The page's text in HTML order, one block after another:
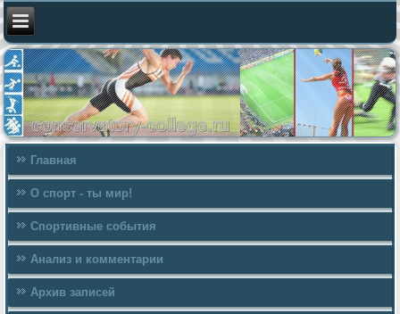
Главная
О спорт - ты мир!
Спортивные события
Анализ и комментарии
Архив записей